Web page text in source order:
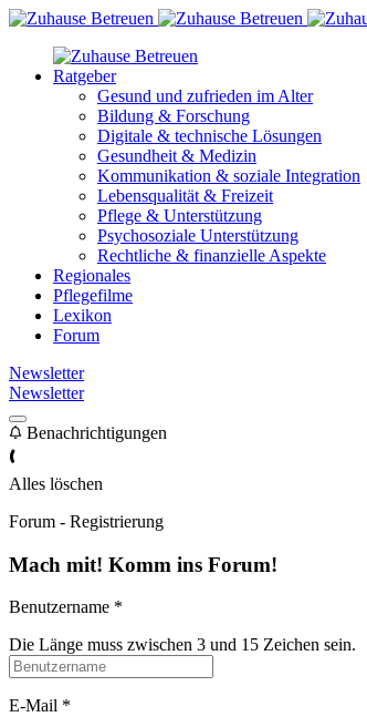
Ratgeber
Gesund und zufrieden im Alter
Bildung & Forschung
Digitale & technische Lösungen
Gesundheit & Medizin
Kommunikation & soziale Integration
Lebensqualität & Freizeit
Pflege & Unterstützung
Psychosoziale Unterstützung
Rechtliche & finanzielle Aspekte
Regionales
Pflegefilme
Lexikon
Forum
Newsletter
Newsletter
Benachrichtigungen
Alles löschen
Forum - Registrierung
Mach mit! Komm ins Forum!
Benutzername *
Die Länge muss zwischen 3 und 15 Zeichen sein.
E-Mail *